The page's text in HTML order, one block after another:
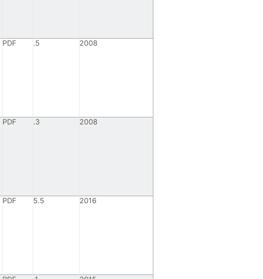
PDF .5 2008
PDF .3 2008
PDF 5.5 2016